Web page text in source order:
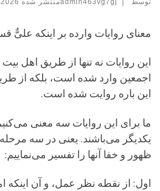
توسط admin463vg7gj |
معناى روایات وارده بر اینکه علىٌّ
این روایات نه تنها از طریق اهل بیت
اجمعین وارد شده است، بلکه از
این باره روایت شده است.
ما براى این روایات سه معنى
یکدیگر مى‌باشند. یعنى در سه
ظهور و خفا آنها را تفسیر مى‌نماییم:
اول: از نقطه نظر عمل، و آن اینکه